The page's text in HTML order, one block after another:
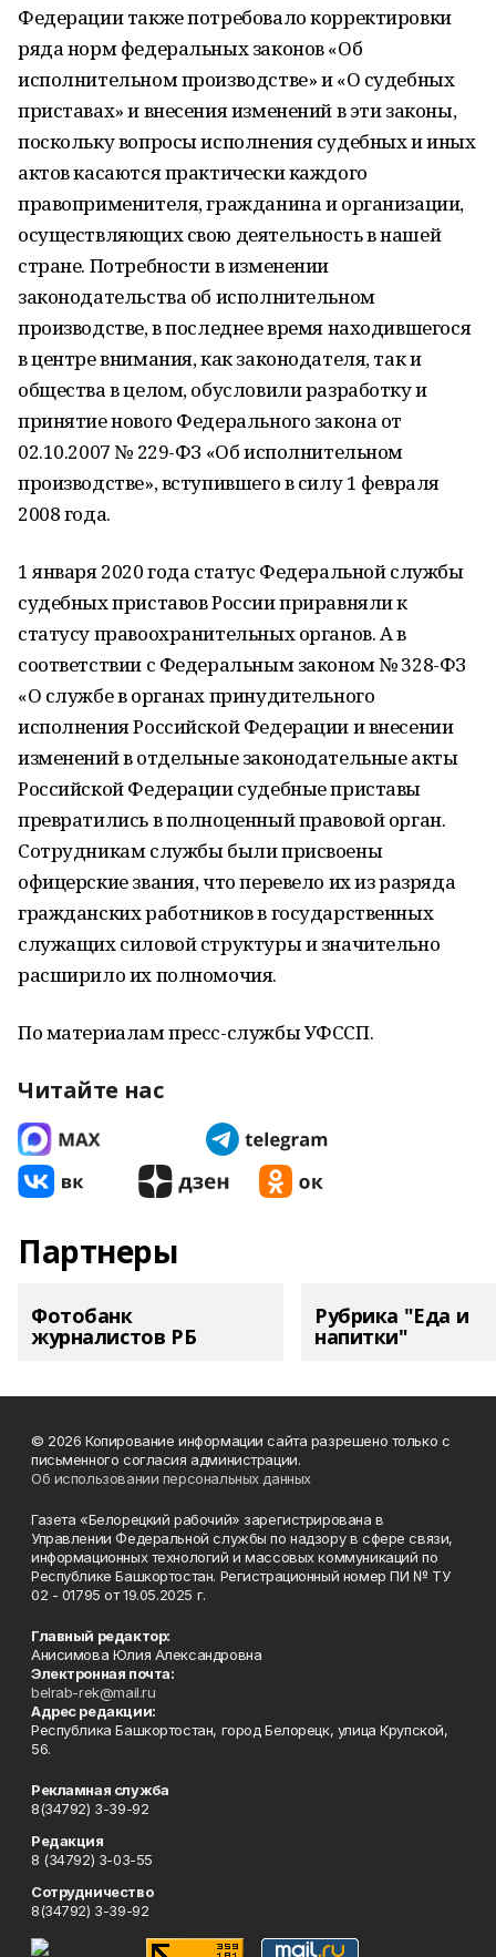
Федерации также потребовало корректировки
ряда норм федеральных законов «Об
исполнительном производстве» и «О судебных
приставах» и внесения изменений в эти законы,
поскольку вопросы исполнения судебных и иных
актов касаются практически каждого
правоприменителя, гражданина и организации,
осуществляющих свою деятельность в нашей
стране. Потребности в изменении
законодательства об исполнительном
производстве, в последнее время находившегося
в центре внимания, как законодателя, так и
общества в целом, обусловили разработку и
принятие нового Федерального закона от
02.10.2007 № 229-ФЗ «Об исполнительном
производстве», вступившего в силу 1 февраля
2008 года.
1 января 2020 года статус Федеральной службы
судебных приставов России приравняли к
статусу правоохранительных органов. А в
соответствии с Федеральным законом № 328-ФЗ
«О службе в органах принудительного
исполнения Российской Федерации и внесении
изменений в отдельные законодательные акты
Российской Федерации судебные приставы
превратились в полноценный правовой орган.
Сотрудникам службы были присвоены
офицерские звания, что перевело их из разряда
гражданских работников в государственных
служащих силовой структуры и значительно
расширило их полномочия.
По материалам пресс-службы УФССП.
Читайте нас
Партнеры
Фотобанк
журналистов РБ
Рубрика "Еда и
напитки"
© 2026 Копирование информации сайта разрешено только с
письменного согласия администрации.
Об использовании персональных данных
Газета «Белорецкий рабочий» зарегистрирована в
Управлении Федеральной службы по надзору в сфере связи,
информационных технологий и массовых коммуникаций по
Республике Башкортостан. Регистрационный номер ПИ № ТУ
02 - 01795 от 19.05.2025 г.
Главный редактор:
Анисимова Юлия Александровна
Электронная почта:
belrab-rek@mail.ru
Адрес редакции:
Республика Башкортостан, город Белорецк, улица Крупской,
56.
Рекламная служба
8(34792) 3-39-92
Редакция
8 (34792) 3-03-55
Сотрудничество
8(34792) 3-39-92